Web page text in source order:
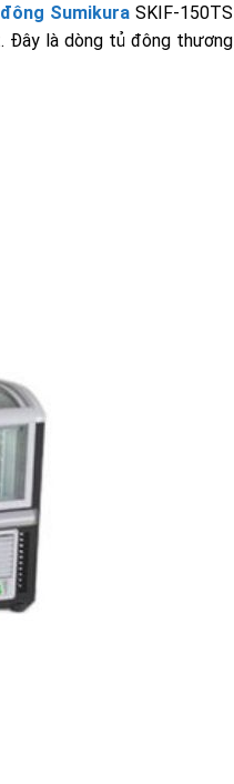
SumikuraSKIF-150TS
Đây là dòng tủ đông thương